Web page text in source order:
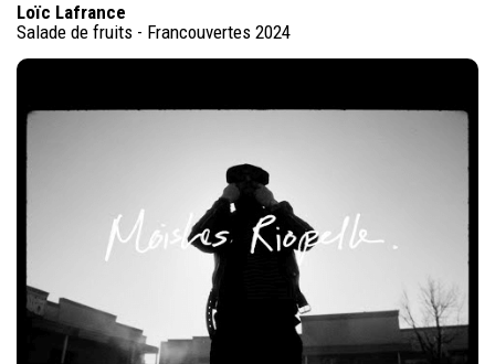
Loïc Lafrance
Salade de fruits - Francouvertes 2024